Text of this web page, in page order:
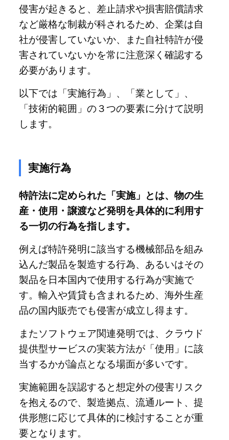
侵害が起きると、差止請求や損害賠償請求
など厳格な制裁が科されるため、企業は自
社が侵害していないか、また自社特許が侵
害されていないかを常に注意深く確認する
必要があります。
以下では「実施行為」、「業として」、
「技術的範囲」の３つの要素に分けて説明
します。
実施行為
特許法に定められた「実施」とは、物の生
産・使用・譲渡など発明を具体的に利用す
る一切の行為を指します。
例えば特許発明に該当する機械部品を組み
込んだ製品を製造する行為、あるいはその
製品を日本国内で使用する行為が実施で
す。輸入や賃貸も含まれるため、海外生産
品の国内販売でも侵害が成立し得ます。
またソフトウェア関連発明では、クラウド
提供型サービスの実装方法が「使用」に該
当するかが論点となる場面が多いです。
実施範囲を誤認すると想定外の侵害リスク
を抱えるので、製造拠点、流通ルート、提
供形態に応じて具体的に検討することが重
要となります。